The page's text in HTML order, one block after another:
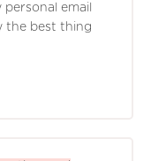
email
the best thing